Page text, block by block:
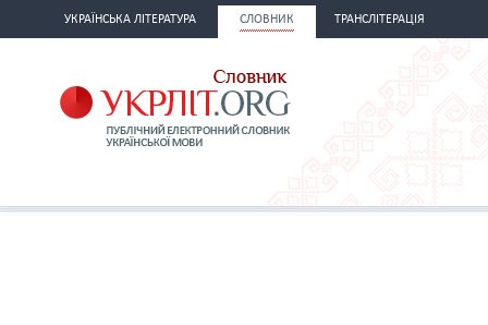
УКРАЇНСЬКА ЛІТЕРАТУРА СЛОВНИК ТРАНСЛІТЕРАЦІЯ